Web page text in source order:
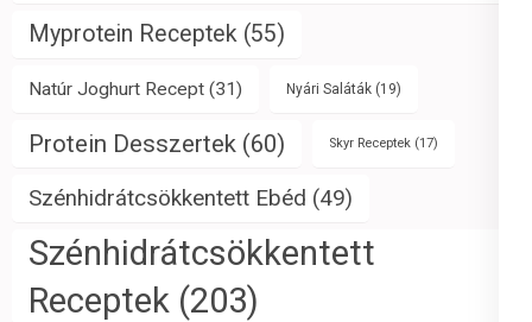
Myprotein Receptek (55)
Natúr Joghurt Recept (31) Nyári Saláták (19)
Protein Desszertek (60) Skyr Receptek (17)
Szénhidrátcsökkentett Ebéd (49)
Szénhidrátcsökkentett
Receptek (203)